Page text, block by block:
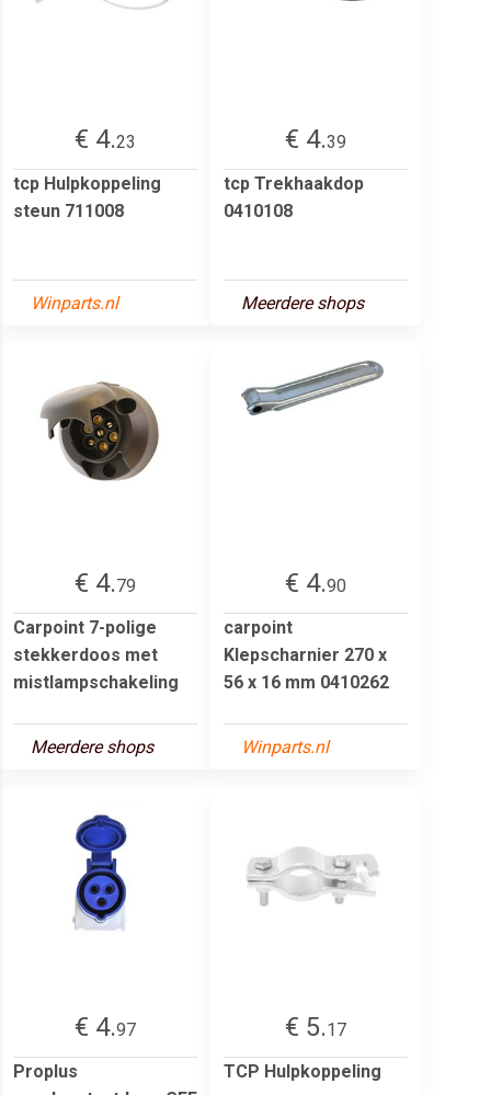
€ 4.23
tcp Hulpkoppeling
steun 711008
Winparts.nl
€ 4.39
tcp Trekhaakdop
0410108
Meerdere shops
€ 4.79
Carpoint 7-polige
stekkerdoos met
mistlampschakeling
Meerdere shops
€ 4.90
carpoint
Klepscharnier 270 x
56 x 16 mm 0410262
Winparts.nl
€ 4.97
Proplus
€ 5.17
TCP Hulpkoppeling